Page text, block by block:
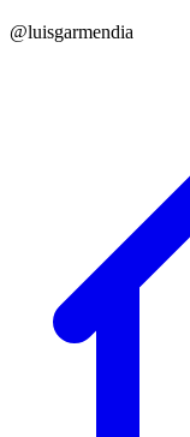
@luisgarmendia